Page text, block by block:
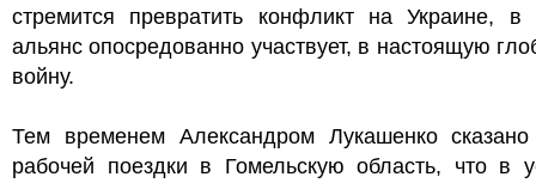
стремится превратить конфликт на Украине, в
альянс опосредованно участвует, в настоящую
войну.
Тем временем Александром Лукашенко
рабочей поездки в Гомельскую область, что в